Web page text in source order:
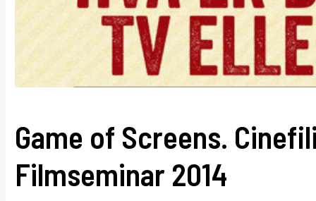
Game of Screens.
Filmseminar 2014